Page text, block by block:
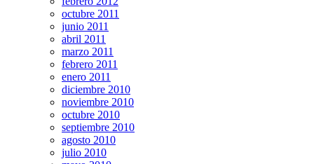
octubre 2011
junio 2011
abril 2011
marzo 2011
febrero 2011
enero 2011
diciembre 2010
noviembre 2010
octubre 2010
septiembre 2010
agosto 2010
julio 2010